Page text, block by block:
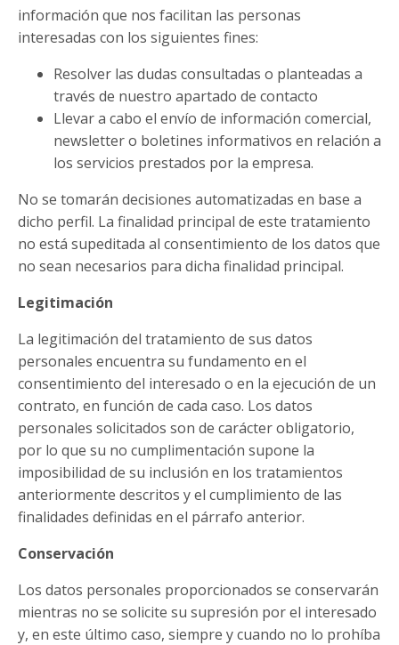
información que nos facilitan las personas
interesadas con los siguientes fines:
Resolver las dudas consultadas o planteadas a
través de nuestro apartado de contacto
Llevar a cabo el envío de información comercial,
newsletter o boletines informativos en relación a
los servicios prestados por la empresa.
No se tomarán decisiones automatizadas en base a
dicho perfil. La finalidad principal de este tratamiento
no está supeditada al consentimiento de los datos que
no sean necesarios para dicha finalidad principal.
Legitimación
La legitimación del tratamiento de sus datos
personales encuentra su fundamento en el
consentimiento del interesado o en la ejecución de un
contrato, en función de cada caso. Los datos
personales solicitados son de carácter obligatorio,
por lo que su no cumplimentación supone la
imposibilidad de su inclusión en los tratamientos
anteriormente descritos y el cumplimiento de las
finalidades definidas en el párrafo anterior.
Conservación
Los datos personales proporcionados se conservarán
mientras no se solicite su supresión por el interesado
y, en este último caso, siempre y cuando no lo prohíba